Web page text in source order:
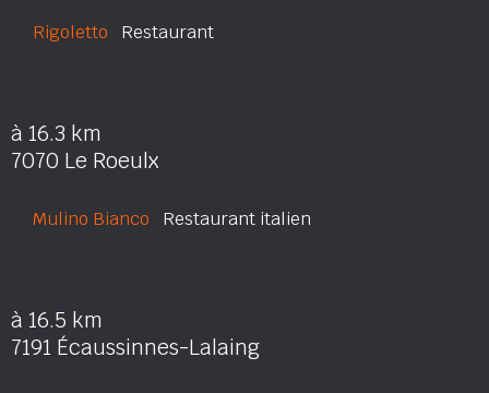
Rigoletto Restaurant
à 16.3 km
7070 Le Roeulx
Mulino Bianco Restaurant italien
à 16.5 km
7191 Écaussinnes-Lalaing